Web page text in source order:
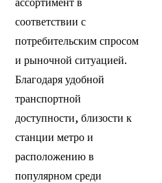
соответствии с
потребительским спросом
и рыночной ситуацией.
Благодаря удобной
транспортной
доступности, близости к
станции метро и
расположению в
популярном среди